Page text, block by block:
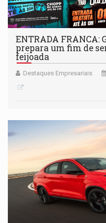
ENTRADA FRANCA:
prepara um fim de
feijoada
Destaques Empresariais